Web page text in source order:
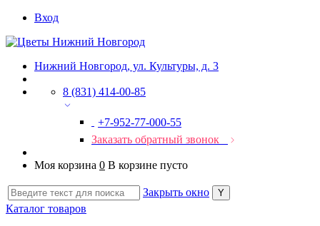
Вход
Нижний Новгород, ул. Культуры, д. 3
8 (831) 414-00-85
+7-952-77-000-55
Заказать обратный звонок
Моя корзина 0 В корзине пусто
Закрыть окно
Каталог товаров